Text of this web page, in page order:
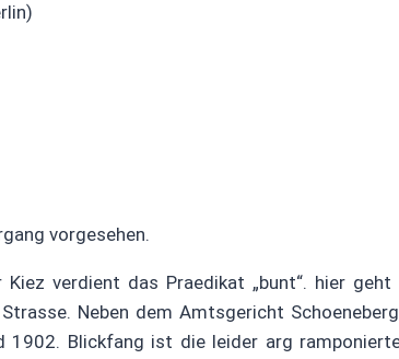
vorgesehen.
verdient das Praedikat „bunt“. hier
Neben dem Amtsgericht
Blickfang ist die leider arg